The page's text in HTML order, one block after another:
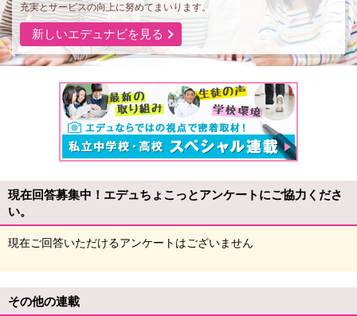
充実とサービスの向上に努めてまいります。
新しいエデュナビを見る
現在回答募集中！エデュちょこっとアンケートにご協力くださ
い。
現在ご回答いただけるアンケートはございません
その他の連載